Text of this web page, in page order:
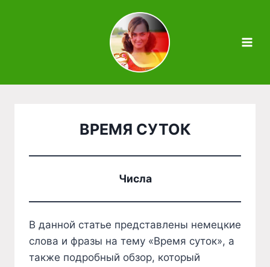
ВРЕМЯ СУТОК
Числа
В данной статье представлены немецкие
слова и фразы на тему «Время суток», а
также подробный обзор, который